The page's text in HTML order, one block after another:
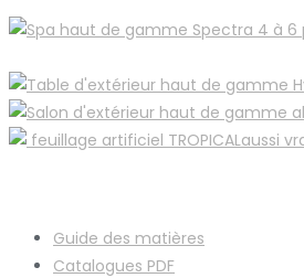
Guide des matières
Catalogues PDF